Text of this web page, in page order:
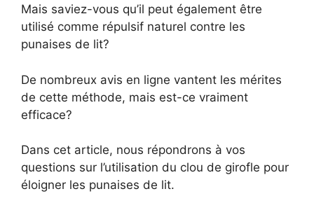
Mais saviez-vous qu’il peut également être
utilisé comme répulsif naturel contre les
punaises de lit?
De nombreux avis en ligne vantent les mérites
de cette méthode, mais est-ce vraiment
efficace?
Dans cet article, nous répondrons à vos
questions sur l’utilisation du clou de girofle pour
éloigner les punaises de lit.